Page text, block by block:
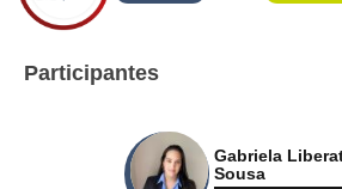
Participantes
Gabriela
Sousa